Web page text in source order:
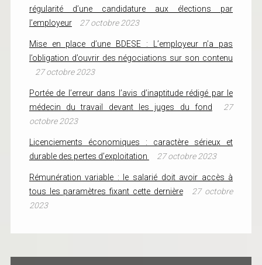
régularité d’une candidature aux élections par
l’employeur
27 octobre 2023
Mise en place d’une BDESE : L’employeur n’a pas
l’obligation d’ouvrir des négociations sur son contenu
27 octobre 2023
Portée de l’erreur dans l’avis d’inaptitude rédigé par le
médecin du travail devant les juges du fond
27
octobre 2023
Licenciements économiques : caractère sérieux et
durable des pertes d’exploitation
27 octobre 2023
Rémunération variable : le salarié doit avoir accès à
tous les paramètres fixant cette dernière
27 octobre
2023